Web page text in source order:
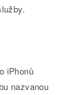
iPhonů
nazvanou